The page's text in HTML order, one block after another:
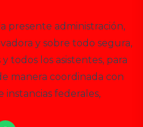
presente administración,
y sobre todo segura,
todos los asistentes, para
manera coordinada con
instancias federales,